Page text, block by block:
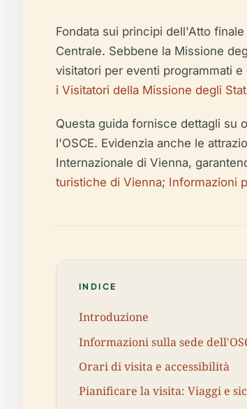
Fondata sui principi dell'Atto
Centrale. Sebbene la Missione
visitatori per eventi programmati
i Visitatori della Missione degli
Questa guida fornisce dettagli su
l'OSCE. Evidenzia anche le
Internazionale di Vienna,
turistiche di Vienna; Informazioni
INDICE
Introduzione
Informazioni sulla sede
Orari di visita e accessibilità
Pianificare la visita: Viaggi e